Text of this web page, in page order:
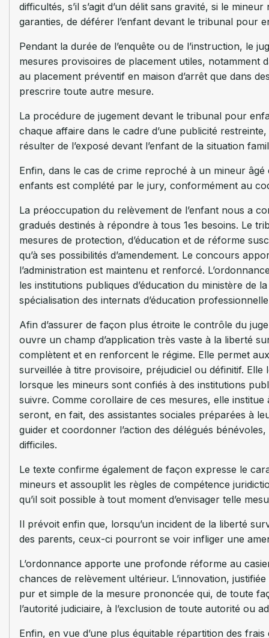
difficultés, s’il s’agit d’un délit sans gravité, si le
garanties, de déférer l’enfant devant le tribunal pour
Pendant la durée de l’enquête ou de l’instruction, le
mesures provisoires de placement utiles,
au placement préventif en maison d’arrêt que dans
prescrire toute autre mesure.
La procédure de jugement devant le tribunal pour
chaque affaire dans le cadre d’une publicité
résulter de l’exposé devant l’enfant de la situation
Enfin, dans le cas de crime reproché à un mineur
enfants est complété par le jury, conformément au
La préoccupation du relèvement de l’enfant nous a
gradués destinés à répondre à tous 1es besoins. Le
mesures de protection, d’éducation et de réforme
qu’à ses possibilités d’amendement. Le concours
l’administration est maintenu et renforcé.
les institutions publiques d’éducation du ministère de
spécialisation des internats d’éducation
Afin d’assurer de façon plus étroite le contrôle du
ouvre un champ d’application très vaste à la liberté
complètent et en renforcent le régime. Elle permet
surveillée à titre provisoire, préjudiciel ou définitif. Elle
lorsque les mineurs sont confiés à des institutions
suivre. Comme corollaire de ces mesures, elle
seront, en fait, des assistantes sociales préparées à
guider et coordonner l’action des délégués
difficiles.
Le texte confirme également de façon expresse le
mineurs et assouplit les règles de compétence
qu’il soit possible à tout moment d’envisager telle
Il prévoit enfin que, lorsqu’un incident de la liberté
des parents, ceux-ci pourront se voir infliger une
L’ordonnance apporte une profonde réforme au
chances de relèvement ultérieur. L’innovation,
pur et simple de la mesure prononcée qui, de toute
l’autorité judiciaire, à l’exclusion de toute autorité ou
Enfin, en vue d’une plus équitable répartition des